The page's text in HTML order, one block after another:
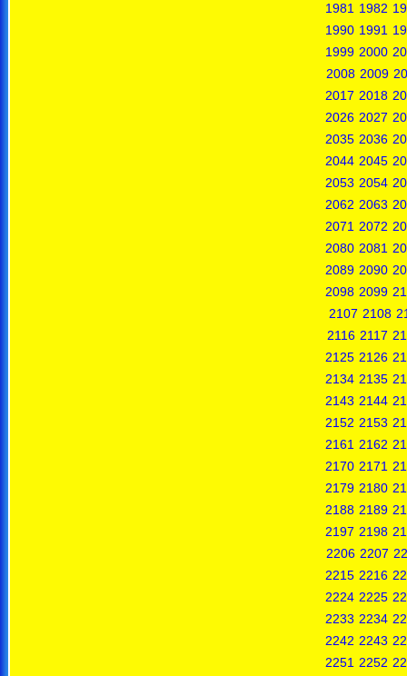
1981 1982
1990 1991
1999 2000
2008 2009
2017 2018
2026 2027
2035 2036
2044 2045
2053 2054
2062 2063
2071 2072
2080 2081
2089 2090
2098 2099
2107 2108
2116 2117
2125 2126
2134 2135
2143 2144
2152 2153
2161 2162
2170 2171
2179 2180
2188 2189
2197 2198
2206 2207
2215 2216
2224 2225
2233 2234
2242 2243
2251 2252